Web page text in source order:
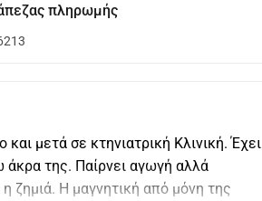
πληρωμής
μετά σε κτηνιατρική Κλινική. Έχει
της. Παίρνει αγωγή αλλά
ζημιά. Η μαγνητική από μόνη της